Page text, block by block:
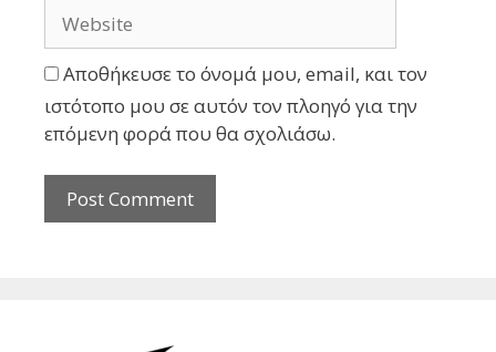
Αποθήκευσε το όνομά μου, email, και τον
ιστότοπο μου σε αυτόν τον πλοηγό για την
επόμενη φορά που θα σχολιάσω.